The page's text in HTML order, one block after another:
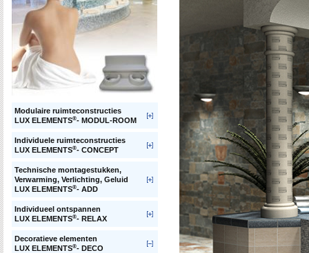
Modulaire ruimteconstructies
LUX ELEMENTS®- MODUL-ROOM
Individuele ruimteconstructies
LUX ELEMENTS®- CONCEPT
Technische montagestukken,
Verwarming, Verlichting, Geluid
LUX ELEMENTS®- ADD
Individueel ontspannen
LUX ELEMENTS®- RELAX
Decoratieve elementen
LUX ELEMENTS®- DECO